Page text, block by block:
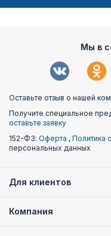
Мы в
Оставьте отзыв о нашей
Получите специальное
оставьте заявку
152-ФЗ: Оферта , Политика
персональных данных
Для клиентов
Компания